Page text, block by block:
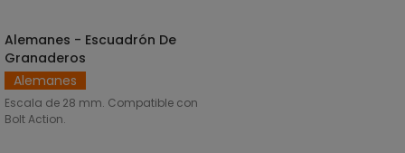
AÑADIR AL CARRITO
Alemanes - Escuadrón De
Granaderos
Alemanes
Escala de 28 mm. Compatible con
Bolt Action.